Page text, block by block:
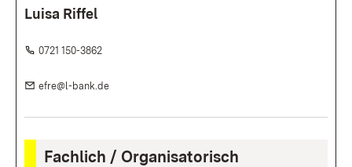
Luisa Riffel
Telefon:
0721 150-3862
E-Mail:
efre@l-bank.de
Fachlich / Organisatorisch